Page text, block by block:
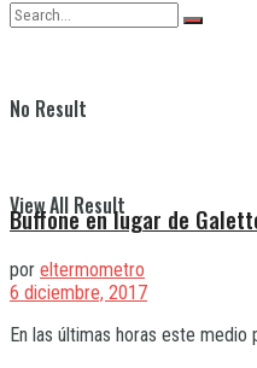
No Result
View All Result
Buffone en lugar de
por eltermometro
6 diciembre, 2017
En las últimas horas este